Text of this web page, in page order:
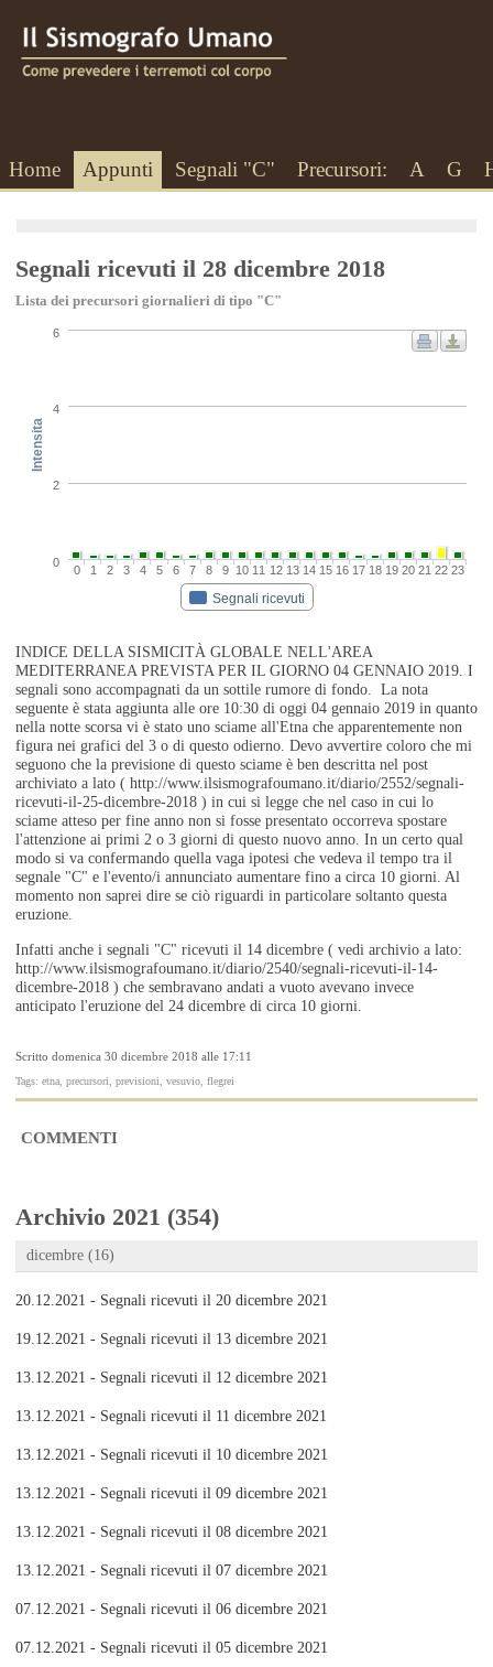
Home Appunti Segnali "C" Precursori: A G
Segnali ricevuti il 28 dicembre 2018
Lista dei precursori giornalieri di tipo "C"
Intensita
Segnali ricevuti
0 1 2 3 4 5 6 7 8 9 10 11 12 13 14 15 16 17 18 19 20 21 22 23
0
2
4
6
INDICE DELLA SISMICITÀ GLOBALE NELL'AREA
MEDITERRANEA PREVISTA PER IL GIORNO 04 GENNAIO 2019. I
segnali sono accompagnati da un sottile rumore di fondo. La nota
seguente è stata aggiunta alle ore 10:30 di oggi 04 gennaio 2019 in quanto
nella notte scorsa vi è stato uno sciame all'Etna che apparentemente non
figura nei grafici del 3 o di questo odierno. Devo avvertire coloro che mi
seguono che la previsione di questo sciame è ben descritta nel post
archiviato a lato ( http://www.ilsismografoumano.it/diario/2552/segnali-
ricevuti-il-25-dicembre-2018 ) in cui si legge che nel caso in cui lo
sciame atteso per fine anno non si fosse presentato occorreva spostare
l'attenzione ai primi 2 o 3 giorni di questo nuovo anno. In un certo qual
modo si va confermando quella vaga ipotesi che vedeva il tempo tra il
segnale "C" e l'evento/i annunciato aumentare fino a circa 10 giorni. Al
momento non saprei dire se ciò riguardi in particolare soltanto questa
eruzione.
Infatti anche i segnali "C" ricevuti il 14 dicembre ( vedi archivio a lato:
http://www.ilsismografoumano.it/diario/2540/segnali-ricevuti-il-14-
dicembre-2018 ) che sembravano andati a vuoto avevano invece
anticipato l'eruzione del 24 dicembre di circa 10 giorni.
Scritto domenica 30 dicembre 2018 alle 17:11
Tags: etna, precursori, previsioni, vesuvio, flegrei
COMMENTI
Archivio 2021 (354)
dicembre (16)
20.12.2021 - Segnali ricevuti il 20 dicembre 2021
19.12.2021 - Segnali ricevuti il 13 dicembre 2021
13.12.2021 - Segnali ricevuti il 12 dicembre 2021
13.12.2021 - Segnali ricevuti il 11 dicembre 2021
13.12.2021 - Segnali ricevuti il 10 dicembre 2021
13.12.2021 - Segnali ricevuti il 09 dicembre 2021
13.12.2021 - Segnali ricevuti il 08 dicembre 2021
13.12.2021 - Segnali ricevuti il 07 dicembre 2021
07.12.2021 - Segnali ricevuti il 06 dicembre 2021
07.12.2021 - Segnali ricevuti il 05 dicembre 2021